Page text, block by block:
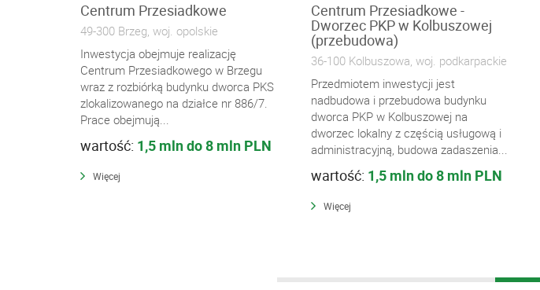
Centrum Przesiadkowe
49-300 Brzeg, woj. opolskie
Inwestycja obejmuje realizację
Centrum Przesiadkowego w Brzegu
wraz z rozbiórką budynku dworca PKS
zlokalizowanego na działce nr 886/7.
Prace obejmują...
wartość: 1,5 mln do 8 mln PLN
Więcej
Centrum Przesiadkowe -
Dworzec PKP w Kolbuszowej
(przebudowa)
36-100 Kolbuszowa, woj. podkarpackie
Przedmiotem inwestycji jest
nadbudowa i przebudowa budynku
dworca PKP w Kolbuszowej na
dworzec lokalny z częścią usługową i
administracyjną, budowa zadaszenia...
wartość: 1,5 mln do 8 mln PLN
Więcej